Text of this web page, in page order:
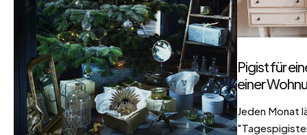
Pigist für
einer
Jeden Monat